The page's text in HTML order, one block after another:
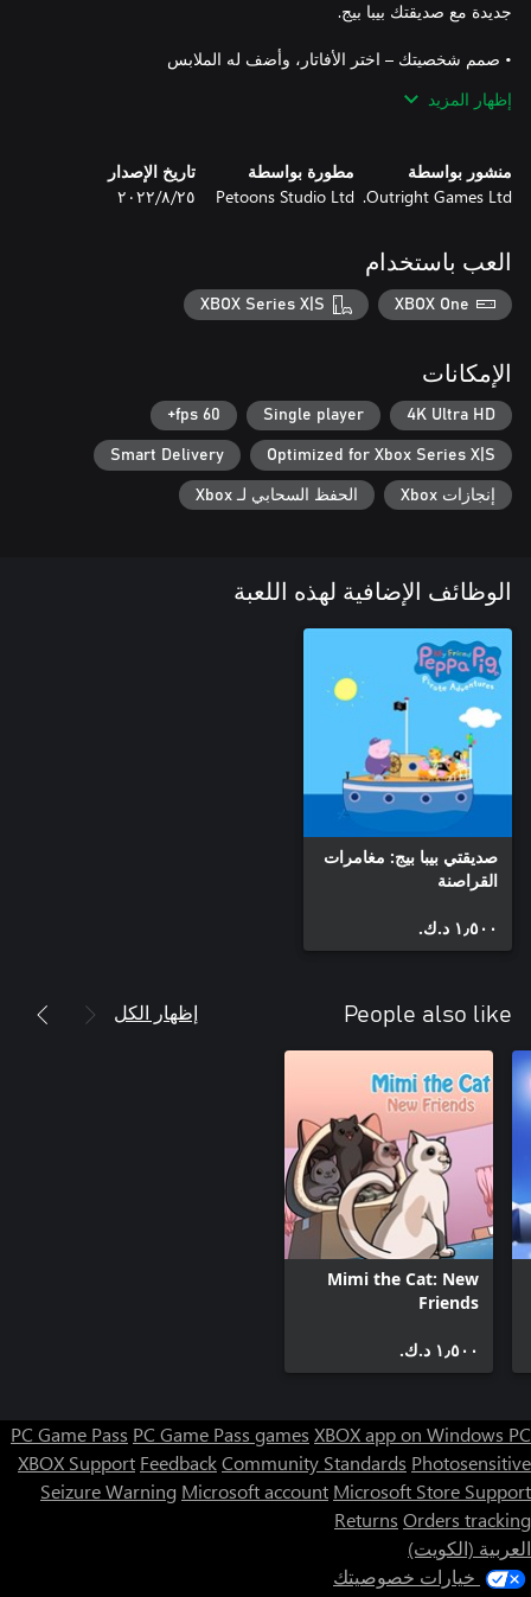
إظهار المزيد
منشور بواسطة
Outright Games Ltd.
مطورة بواسطة
Petoons Studio Ltd
تاريخ الإصدار
٢٥‏/٨‏/٢٠٢٢
العب باستخدام
XBOX One
XBOX Series X|S
الإمكانات
4K Ultra HD
Single player
60 fps+
Optimized for Xbox Series X|S
Smart Delivery
إنجازات Xbox الحفظ السحابي لـ Xbox
الوظائف الإضافية لهذه اللعبة
صديقتي بيبا بيج: مغامرات
القراصنة
١٫٥٠٠ د.ك.‏
People also like إظهار الكل
Mimi the Cat: New
Friends
١٫٥٠٠ د.ك.‏
PC Game Pass PC Game Pass games XBOX app on Windows PC
XBOX Support FeedbackCommunity Standards Photosensitive
Seizure Warning Microsoft account Microsoft Store Support
Returns Orders tracking
العربية (الكويت)
خيارات خصوصيتك